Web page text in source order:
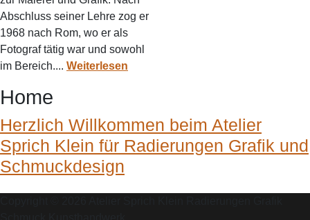
Abschluss seiner Lehre zog er
1968 nach Rom, wo er als
Fotograf tätig war und sowohl
im Bereich.... Weiterlesen
Home
Herzlich Willkommen beim Atelier
Sprich Klein für Radierungen Grafik und
Schmuckdesign